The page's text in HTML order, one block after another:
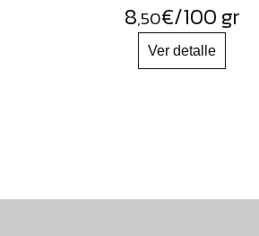
8,50€/100 gr